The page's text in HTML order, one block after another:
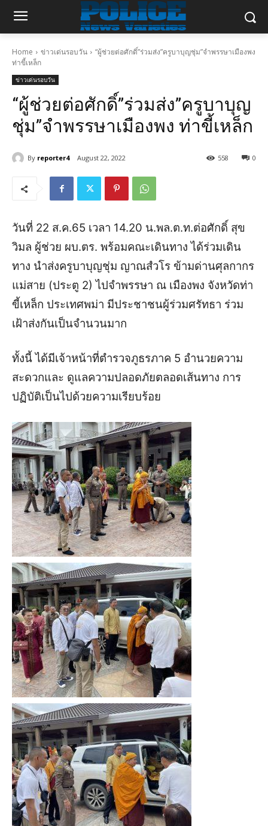
Home ข่าวเด่นรอบวัน
“ผู้ช่วยต่อศักดิ์”ร่วมส่ง”ครูบาบุญชุ่ม”จำพรรษาเมืองพง
ท่าขี้เหล็ก
ข่าวเด่นรอบวัน
“ผู้ช่วยต่อศักดิ์”ร่วมส่ง”ครูบาบุญ
ชุ่ม”จำพรรษาเมืองพง ท่าขี้เหล็ก
By reporter4 August 22, 2022 0
558
วันที่ 22 ส.ค.65 เวลา 14.20 น.พล.ต.ท.ต่อศักดิ์ สุข
วิมล ผู้ช่วย ผบ.ตร. พร้อมคณะเดินทาง ได้ร่วมเดิน
ทาง นำส่งครูบาบุญชุ่ม ญาณสํวโร ข้ามด่านศุลกากร
แม่สาย (ประตู 2) ไปจำพรรษา ณ เมืองพง จังหวัดท่า
ขี้เหล็ก ประเทศพม่า มีประชาชนผู้ร่วมศรัทธา ร่วม
เฝ้าส่งกันเป็นจำนวนมาก
ทั้งนี้ ได้มีเจ้าหน้าที่ตำรวจภูธรภาค 5 อำนวยความ
สะดวกและ ดูแลความปลอดภัยตลอดเส้นทาง การ
ปฏิบัติเป็นไปด้วยความเรียบร้อย